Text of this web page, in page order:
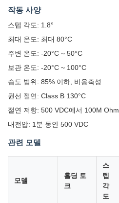
작동 사양
스텝 각도: 1.8°
최대 온도: 최대 80°C
주변 온도: -20°C ~ 50°C
보관 온도: -20°C ~ 100°C
습도 범위: 85% 이하, 비응축성
권선 절연: Class B 130°C
절연 저항: 500 VDC에서 100M Ohm
내전압: 1분 동안 500 VDC
관련 모델
모델
홀딩 토
크
스
텝
각
도